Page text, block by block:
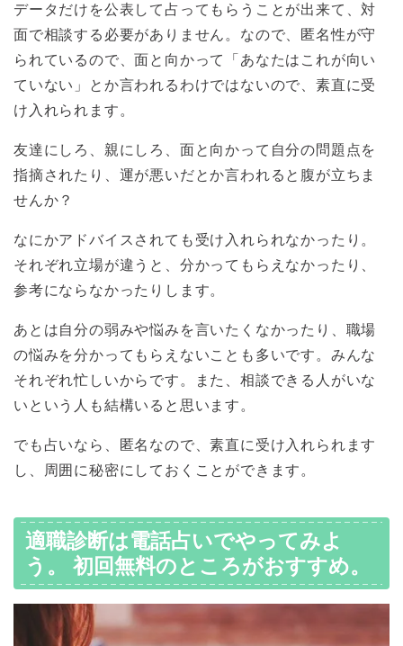
データだけを公表して占ってもらうことが出来て、対
面で相談する必要がありません。なので、匿名性が守
られているので、面と向かって「あなたはこれが向い
ていない」とか言われるわけではないので、素直に受
け入れられます。
友達にしろ、親にしろ、面と向かって自分の問題点を
指摘されたり、運が悪いだとか言われると腹が立ちま
せんか？
なにかアドバイスされても受け入れられなかったり。
それぞれ立場が違うと、分かってもらえなかったり、
参考にならなかったりします。
あとは自分の弱みや悩みを言いたくなかったり、職場
の悩みを分かってもらえないことも多いです。みんな
それぞれ忙しいからです。また、相談できる人がいな
いという人も結構いると思います。
でも占いなら、匿名なので、素直に受け入れられます
し、周囲に秘密にしておくことができます。
適職診断は電話占いでやってみよ
う。 初回無料のところがおすすめ。